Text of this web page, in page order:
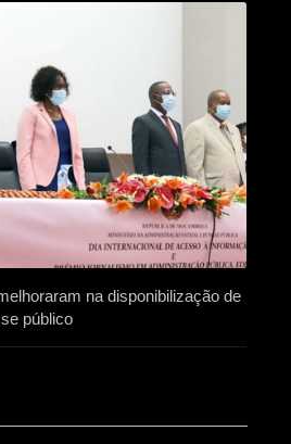
na disponibilização de
público